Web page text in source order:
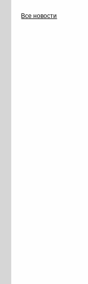
Все новости